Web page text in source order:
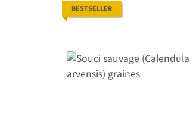
BESTSELLER